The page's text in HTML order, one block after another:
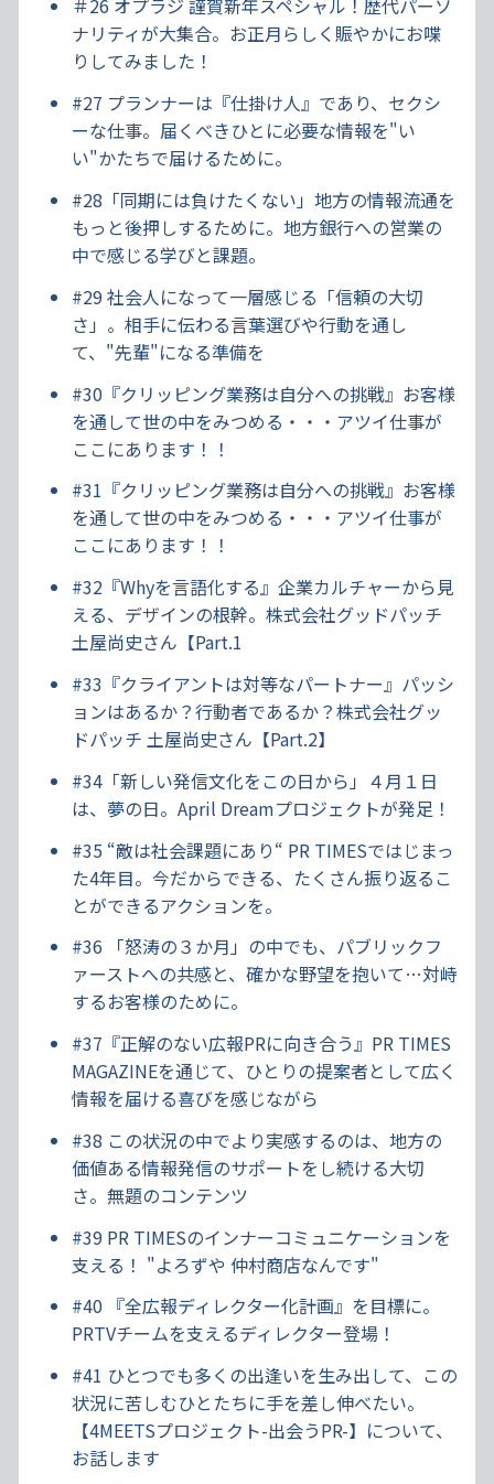
＃26 オプラジ 謹賀新年スペシャル！歴代パーソ
ナリティが大集合。お正月らしく賑やかにお喋
りしてみました！
#27 プランナーは『仕掛け人』であり、セクシ
ーな仕事。届くべきひとに必要な情報を"い
い"かたちで届けるために。
#28「同期には負けたくない」地方の情報流通を
もっと後押しするために。地方銀行への営業の
中で感じる学びと課題。
#29 社会人になって一層感じる「信頼の大切
さ」。相手に伝わる言葉選びや行動を通し
て、"先輩"になる準備を
#30『クリッピング業務は自分への挑戦』お客様
を通して世の中をみつめる・・・アツイ仕事が
ここにあります！！
#31『クリッピング業務は自分への挑戦』お客様
を通して世の中をみつめる・・・アツイ仕事が
ここにあります！！
#32『Whyを言語化する』企業カルチャーから見
える、デザインの根幹。株式会社グッドパッチ
土屋尚史さん【Part.1
#33『クライアントは対等なパートナー』パッシ
ョンはあるか？行動者であるか？株式会社グッ
ドパッチ 土屋尚史さん【Part.2】
#34「新しい発信文化をこの日から」４月１日
は、夢の日。April Dreamプロジェクトが発足！
#35 “敵は社会課題にあり“ PR TIMESではじまっ
た4年目。今だからできる、たくさん振り返るこ
とができるアクションを。
#36 「怒涛の３か月」の中でも、パブリックフ
ァーストへの共感と、確かな野望を抱いて…対峙
するお客様のために。
#37『正解のない広報PRに向き合う』PR TIMES
MAGAZINEを通じて、ひとりの提案者として広く
情報を届ける喜びを感じながら
#38 この状況の中でより実感するのは、地方の
価値ある情報発信のサポートをし続ける大切
さ。無題のコンテンツ
#39 PR TIMESのインナーコミュニケーションを
支える！ "よろずや 仲村商店なんです"
#40 『全広報ディレクター化計画』を目標に。
PRTVチームを支えるディレクター登場！
#41 ひとつでも多くの出逢いを生み出して、この
状況に苦しむひとたちに手を差し伸べたい。
【4MEETSプロジェクト-出会うPR-】について、
お話します